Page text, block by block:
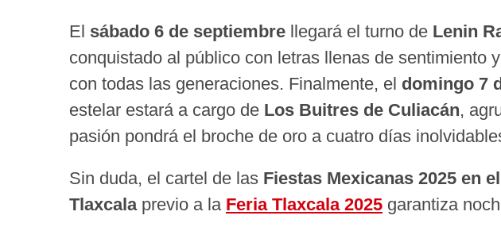
El sábado 6 de septiembre llegará el turno de Lenin
conquistado al público con letras llenas de sentimiento
con todas las generaciones. Finalmente, el domingo 7
estelar estará a cargo de Los Buitres de Culiacán,
pasión pondrá el broche de oro a cuatro días
Sin duda, el cartel de las Fiestas Mexicanas 2025 en
Tlaxcalaprevio a la Feria Tlaxcala 2025 garantiza